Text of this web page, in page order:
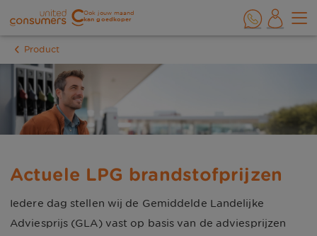
Ook jouw maand
kan goedkoper
Product
Actuele LPG brandstofprijzen
Iedere dag stellen wij de Gemiddelde Landelijke
Adviesprijs (GLA) vast op basis van de adviesprijzen